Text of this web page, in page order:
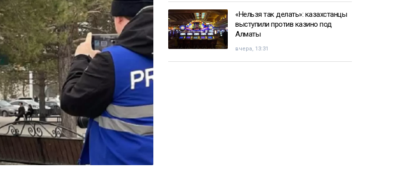
«Нельзя так делать»: казахстанцы
выступили против казино под
Алматы
вчера, 13:31